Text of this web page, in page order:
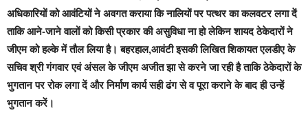
अधिकारियों को आवंटियों ने अवगत कराया कि नालियों पर पत्थर का कलवटर लगा दें
ताकि आने-जाने वालों को किसी प्रकार की असुविधा ना हो लेकिन शायद ठेकेदारों ने
जीएम को हल्के में तौल लिया है। बहरहाल,आवंटी इसकी लिखित शिकायत एलडीए के
सचिव श्री गंगवार एवं अंसल के जीएम अजीत झा से करने जा रही है ताकि ठेकेदारों के
भुगतान पर रोक लगा दें और निर्माण कार्य सही ढंग से व पूरा कराने के बाद ही उन्हें
भुगतान करें।